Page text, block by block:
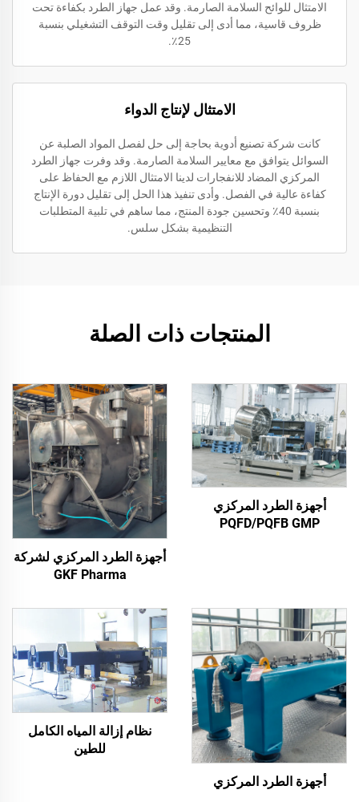
الامتثال للوائح السلامة الصارمة. وقد عمل جهاز الطرد بكفاءة تحت
ظروف قاسية، مما أدى إلى تقليل وقت التوقف التشغيلي بنسبة
25٪.
الامتثال لإنتاج الدواء
كانت شركة تصنيع أدوية بحاجة إلى حل لفصل المواد الصلبة عن
السوائل يتوافق مع معايير السلامة الصارمة. وقد وفرت جهاز الطرد
المركزي المضاد للانفجارات لدينا الامتثال اللازم مع الحفاظ على
كفاءة عالية في الفصل. وأدى تنفيذ هذا الحل إلى تقليل دورة الإنتاج
بنسبة 40٪ وتحسين جودة المنتج، مما ساهم في تلبية المتطلبات
التنظيمية بشكل سلس.
المنتجات ذات الصلة
أجهزة الطرد المركزي
PQFD/PQFB GMP
أجهزة الطرد المركزي لشركة
GKF Pharma
أجهزة الطرد المركزي
نظام إزالة المياه الكامل
للطين